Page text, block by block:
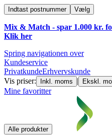
Indtast postnummer Vælg
Mix & Match - spar 1.000 kr.
Klik her
Spring navigationen over
Kundeservice
PrivatkundeErhvervskunde
Vis priser:
Inkl. moms | Ekskl.
Mine favoritter
Alle produkter